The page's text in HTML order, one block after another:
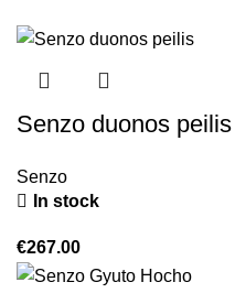
Senzo duonos peilis
Senzo
In stock
€267.00